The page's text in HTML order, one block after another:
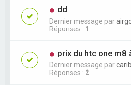
dd
Dernier message par
Réponses : 1
prix du htc one m8
Dernier message par
Réponses : 2